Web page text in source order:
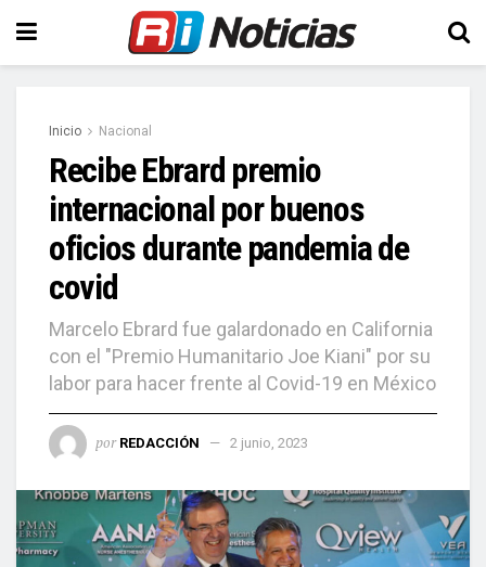
Inicio Nacional
Recibe Ebrard premio
internacional por buenos
oficios durante pandemia de
covid
Marcelo Ebrard fue galardonado en California
con el "Premio Humanitario Joe Kiani" por su
labor para hacer frente al Covid-19 en México
por REDACCIÓN 2 junio, 2023